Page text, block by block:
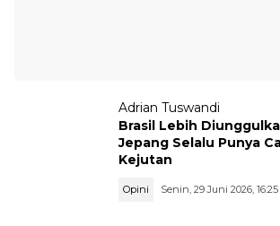
Adrian Tuswandi
Brasil Lebih
Jepang Selalu Punya
Kejutan
Opini Senin, 29 Juni 2026,